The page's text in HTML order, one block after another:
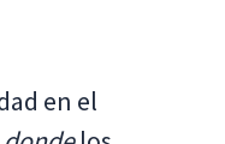
en el